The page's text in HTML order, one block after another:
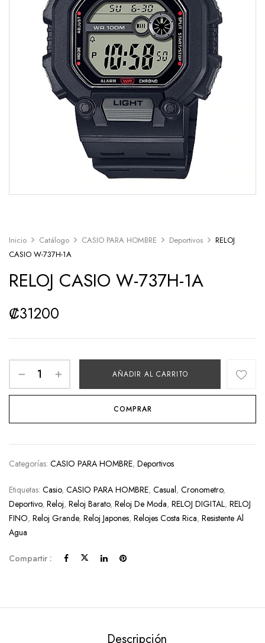
Inicio Catálogo CASIO PARA HOMBRE Deportivos
RELOJ
CASIO W-737H-1A
RELOJ CASIO W-737H-1A
₡31200
AÑADIR AL CARRITO
COMPRAR
Categorías: CASIO PARA HOMBRE, Deportivos
Etiquetas: Casio, CASIO PARA HOMBRE, Casual, Cronometro,
Deportivo, Reloj, Reloj Barato, Reloj De Moda, RELOJ DIGITAL, RELOJ
FINO, Reloj Grande, Reloj Japones, Relojes Costa Rica, Resistente Al
Agua
Compartir :
Descripción